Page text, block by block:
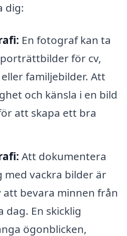
dig:
En fotograf kan ta
för cv,
familjebilder. Att
och känsla i en bild
att skapa ett bra
Att dokumentera
med vackra bilder är
att bevara minnen från
dag. En skicklig
ögonblicken,